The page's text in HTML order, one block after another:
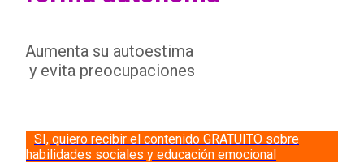
Aumenta su autoestima
y evita preocupaciones
SI, quiero recibir el contenido GRATUITO sobre
habilidades sociales y educación emocional